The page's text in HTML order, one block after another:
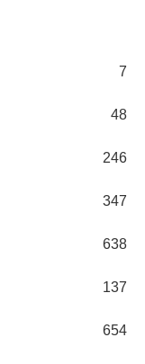
7
48
246
347
638
137
654